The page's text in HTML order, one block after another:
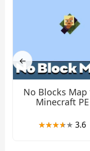
←
No Blocks Map
Minecraft PE
3.6